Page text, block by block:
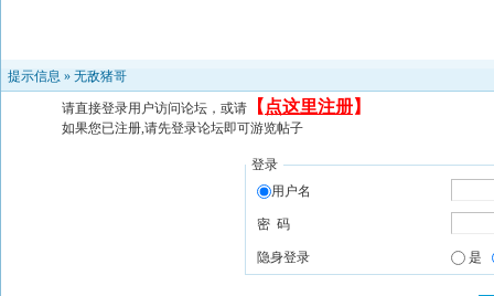
提示信息 » 无敌猪哥
请直接登录用户访问论坛，或请 【 点这里注册】
如果您已注册,请先登录论坛即可游览帖子
登录
用户名
密 码
隐身登录 是